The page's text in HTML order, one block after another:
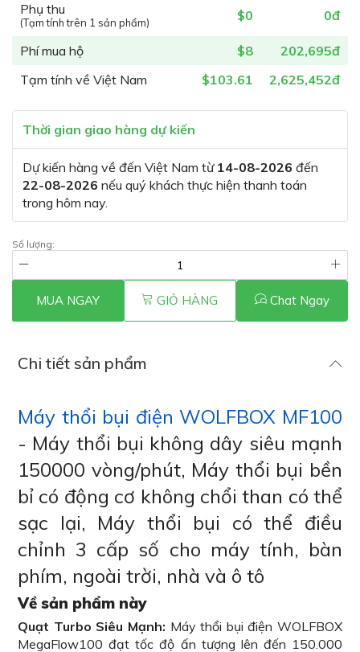
Phụ thu
(Tạm tính trên 1 sản phẩm) $0 0đ
Phí mua hộ $8
202,695đ
Tạm tính về Việt Nam
$103.61 2,625,452đ
Thời gian giao hàng dự kiến
Dự kiến hàng về đến Việt Nam từ 14-08-2026 đến
22-08-2026 nếu quý khách thực hiện thanh toán
trong hôm nay.
Số lượng:
MUA NGAY GIỎ HÀNG Chat Ngay
Chi tiết sản phẩm
Máy thổi bụi điện WOLFBOX MF100
- Máy thổi bụi không dây siêu mạnh
150000 vòng/phút, Máy thổi bụi bền
bỉ có động cơ không chổi than có thể
sạc lại, Máy thổi bụi có thể điều
chỉnh 3 cấp số cho máy tính, bàn
phím, ngoài trời, nhà và ô tô
Về sản phẩm này
Quạt Turbo Siêu Mạnh: Máy thổi bụi điện WOLFBOX
MegaFlow100 đạt tốc độ ấn tượng lên đến 150.000